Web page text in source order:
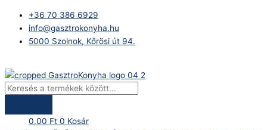
content
+36 70 386 6929
info@gasztrokonyha.hu
5000 Szolnok, Kőrösi út 94.
search
0,00 Ft 0 Kosár
Q70SGV/G403
Super
gáz
M40
-
Öntöttvas
nyitott